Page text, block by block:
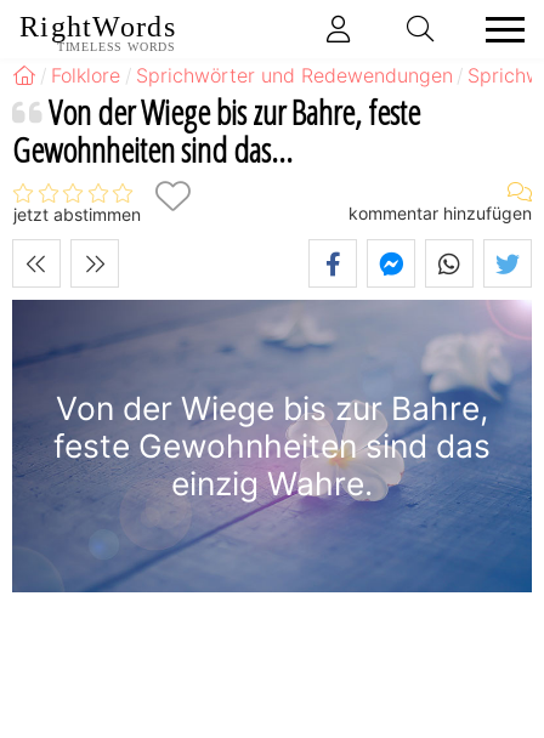
RightWords
TIMELESS WORDS
Folklore Sprichwörter und Redewendungen
Von der Wiege bis zur Bahre, feste
Gewohnheiten sind das...
jetzt abstimmen kommentar hinzufügen
Von der Wiege bis zur Bahre,
feste Gewohnheiten sind das
einzig Wahre.